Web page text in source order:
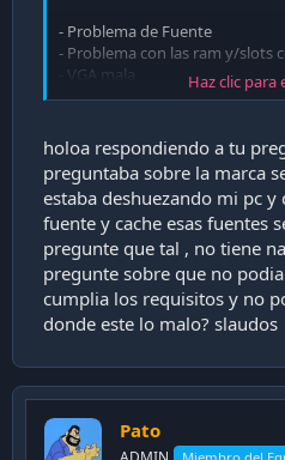
- Problema de Fuente
- Problema con las ram y/slots
- VGA mala
- Mal contacto del cooler del
soportes de cobre.
Por otra aparte, el vendedor
hace un tiempo, preguntando
ya tena los requisitos, por lo
poco tiempo, el usuario
fuentes de poder preguntando
sentey (creo que una de 700w,
los que participamos en dicha
sentey.
Ojo, que no acuso a nadie, solo
Haz clic para
holoa respondiendo a tu
preguntaba sobre la marca
estaba deshuezando mi pc
fuente y cache esas fuentes
pregunte que tal , no tiene
pregunte sobre que no
cumplia los requisitos y no
donde este lo malo? slaudos
Pato
Miembro del